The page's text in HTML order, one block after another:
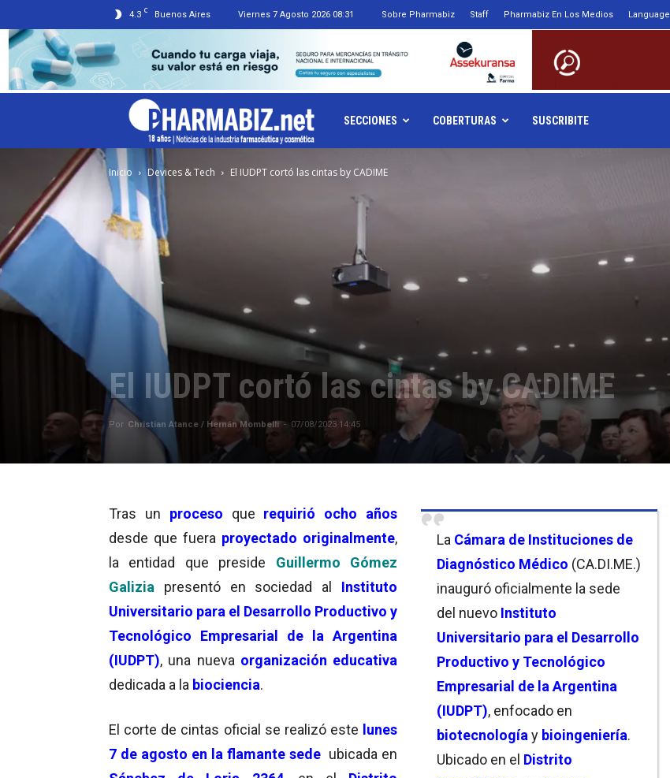
4.3 C Buenos Aires Viernes 7 Agosto 2026 08:31 Sobre Pharmabiz Staff Pharmabiz En Los Medios Language
Pharmabiz.NET
SECCIONES COBERTURAS SUSCRIBITE
Inicio Devices & Tech El IUDPT cortó las cintas by CADIME
El IUDPT cortó las cintas by CADIME
Por Christian Atance / Hernán Mombelli - 07/08/2023 14:45
La Cámara de Instituciones de
Diagnóstico Médico (CA.DI.ME.)
inauguró oficialmente la sede
del nuevo Instituto
Universitario para el Desarrollo
Productivo y Tecnológico
Empresarial de la Argentina
(IUDPT), enfocado en
biotecnología y bioingeniería.
Ubicado en el Distrito
Tras un proceso que requirió ocho años
desde que fuera proyectado originalmente,
la entidad que preside Guillermo Gómez
Galizia presentó en sociedad al Instituto
Universitario para el Desarrollo Productivo y
Tecnológico Empresarial de la Argentina
(IUDPT), una nueva organización educativa
dedicada a la biociencia.
El corte de cintas oficial se realizó este lunes
7 de agosto en la flamante sede ubicada en